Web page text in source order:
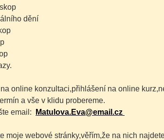
dění
online konzultaci,přihlášení na online
a vše v klidu probereme.
email:
Matulova.Eva@email.cz
moje webové stránky,věřím,že na nich